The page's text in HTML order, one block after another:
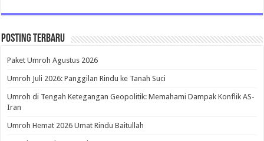
Posting Terbaru
Paket Umroh Agustus 2026
Umroh Juli 2026: Panggilan Rindu ke Tanah Suci
Umroh di Tengah Ketegangan Geopolitik: Memahami Dampak Konflik AS-
Iran
Umroh Hemat 2026 Umat Rindu Baitullah